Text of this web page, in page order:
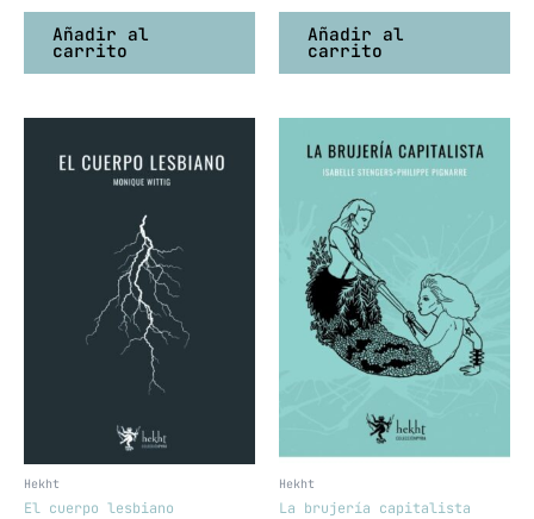
Añadir al
carrito
Añadir al
carrito
Hekht
El cuerpo lesbiano
Hekht
La brujería capitalista